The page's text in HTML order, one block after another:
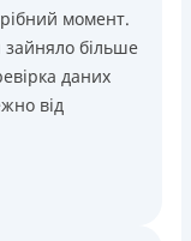
момент.
більше
даних
від